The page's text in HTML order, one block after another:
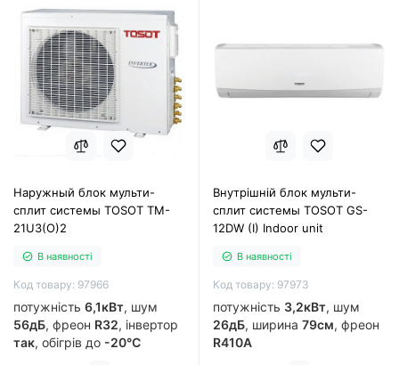
Наружный блок мульти-
сплит системы TOSOT TM-
21U3(O)2
В наявності
Код товару: 97966
потужність 6,1кВт, шум
56дБ, фреон R32, інвертор
так, обігрів до -20°C
Внутрішній блок мульти-
сплит системы TOSOT GS-
12DW (I) Indoor unit
В наявності
Код товару: 97973
потужність 3,2кВт, шум
26дБ, ширина 79см, фреон
R410A